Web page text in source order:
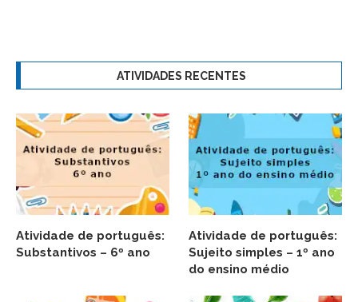
ATIVIDADES RECENTES
Atividade de português:
Substantivos – 6º ano
Atividade de português:
Sujeito simples – 1º ano
do ensino médio